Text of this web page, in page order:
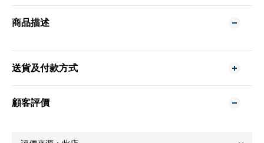
商品描述
送貨及付款方式
顧客評價